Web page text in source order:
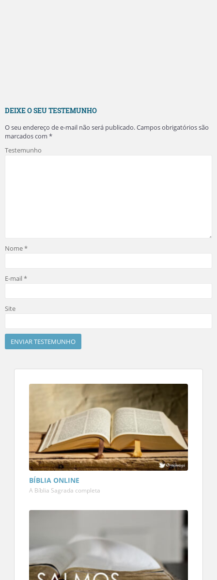
DEIXE O SEU TESTEMUNHO
O seu endereço de e-mail não será publicado.Campos obrigatórios são
marcados com *
Testemunho
Nome*
E-mail*
Site
BÍBLIA ONLINE
A Bíblia Sagrada completa